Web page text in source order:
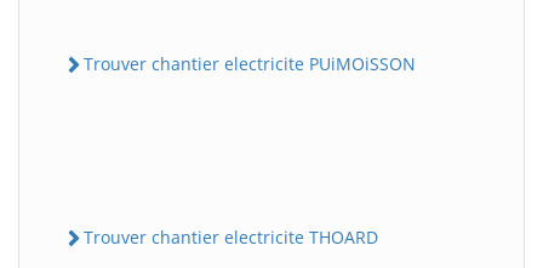
Trouver chantier electricite PUiMOiSSON
Trouver chantier electricite THOARD